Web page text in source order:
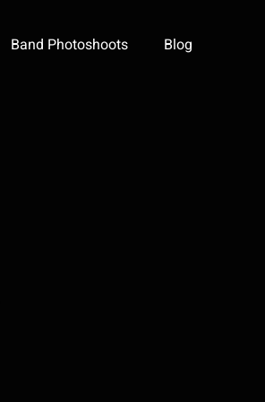
Band Photoshoots Blog